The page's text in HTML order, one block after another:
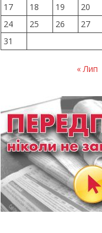
17
18 19 20
24
25 26 27
31
« Лип